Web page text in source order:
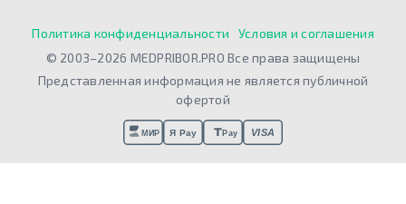
Политика конфиденциальности
Условия и соглашения
© 2003–2026 MEDPRIBOR.PRO Все права защищены
Представленная информация не является публичной
офертой
МИР Я Pay Pay VISA